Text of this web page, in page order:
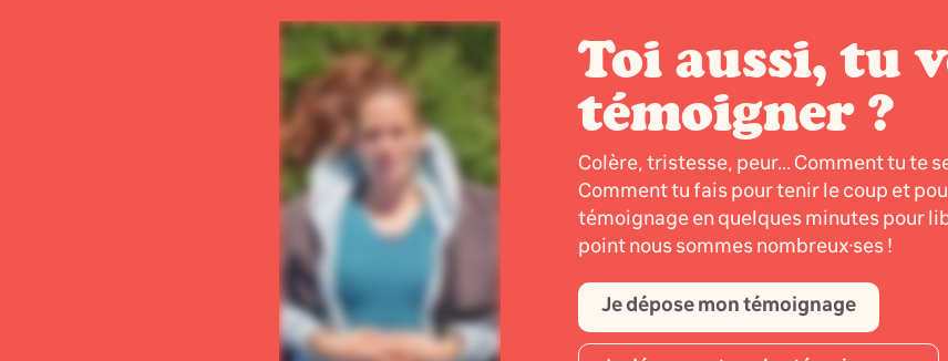
Toi aussi, tu
témoigner ?
Colère, tristesse, peur... Comment tu te
Comment tu fais pour tenir le coup et
témoignage en quelques minutes pour
point nous sommes nombreux·ses !
Je dépose mon témoignage